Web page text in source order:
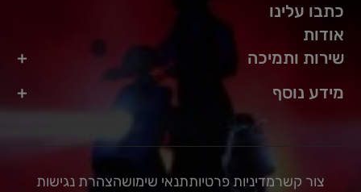
כתבו עלינו
אודות
שירות ותמיכה
מידע נוסף
צור קשרמדיניות פרטיותתנאי שימושהצהרת נגישות